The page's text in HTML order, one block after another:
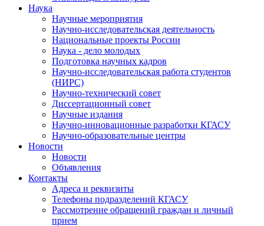
Наука
Научные мероприятия
Научно-исследовательская деятельность
Национальные проекты России
Наука - дело молодых
Подготовка научных кадров
Научно-исследовательская работа студентов
(НИРС)
Научно-технический совет
Диссертационный совет
Научные издания
Научно-инновационные разработки КГАСУ
Научно-образовательные центры
Новости
Новости
Объявления
Контакты
Адреса и реквизиты
Телефоны подразделений КГАСУ
Рассмотрение обращений граждан и личный
прием